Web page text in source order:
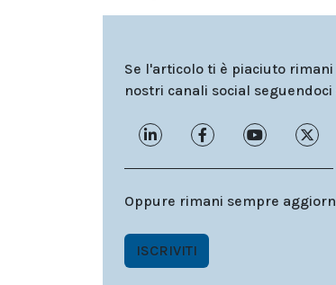
Se l'articolo ti è piaciuto
nostri canali social seguendoci
Oppure rimani sempre
ISCRIVITI